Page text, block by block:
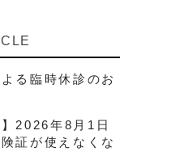
る臨時休診のお
】2026年8月1日
証が使えなくな